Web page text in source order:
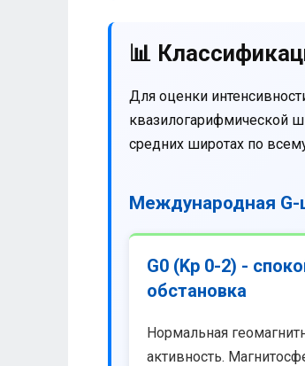
📊
Для оценки
квазилогарифмической
средних широтах по
Международная G-
G0 (Kp 0-2) -
обстановка
Нормальная
активность.